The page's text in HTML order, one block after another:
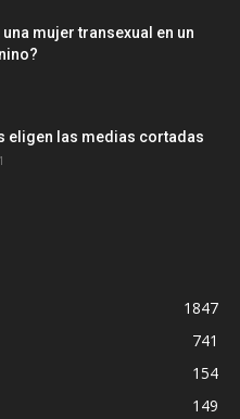
una mujer transexual en un
eligen las medias cortadas
1847
741
154
149